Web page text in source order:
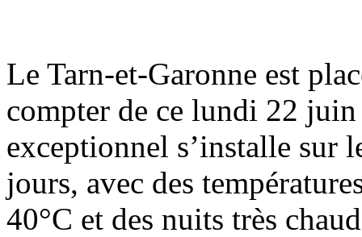
Le Tarn-et-Garonne est
compter de ce lundi 22
exceptionnel s’installe sur
jours, avec des
40°C et des nuits très